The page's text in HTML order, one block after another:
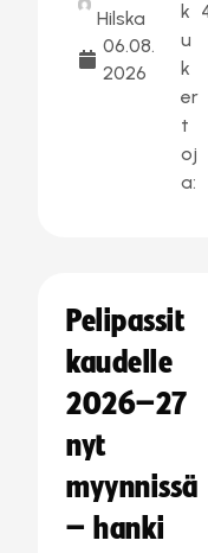
Hilska
06.08.
2026
k
u
k
er
t
oj
a:
Pelipassit
kaudelle
2026–27
nyt
myynnissä
– hanki